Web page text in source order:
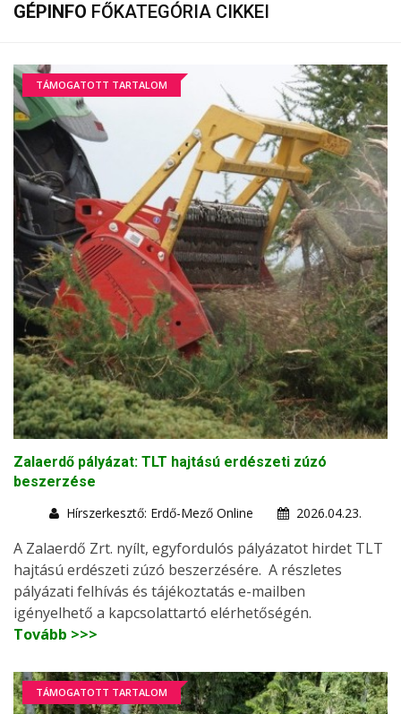
GÉPINFO FŐKATEGÓRIA CIKKEI
TÁMOGATOTT TARTALOM
Zalaerdő pályázat: TLT hajtású erdészeti zúzó
beszerzése
Hírszerkesztő: Erdő-Mező Online
2026.04.23.
A Zalaerdő Zrt. nyílt, egyfordulós pályázatot hirdet TLT
hajtású erdészeti zúzó beszerzésére. A részletes
pályázati felhívás és tájékoztatás e-mailben
igényelhető a kapcsolattartó elérhetőségén.
Tovább >>>
TÁMOGATOTT TARTALOM